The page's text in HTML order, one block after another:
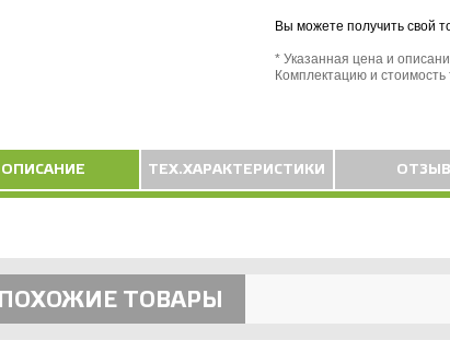
Вы можете получить свой
* Указанная цена и
Комплектацию и стоимость
ОПИСАНИЕ ТЕХ.ХАРАКТЕРИСТИКИ
ТОВАРЫ